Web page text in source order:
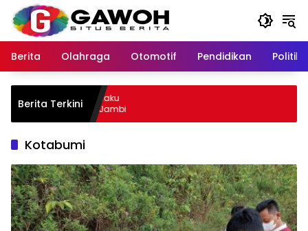
Langsung
konten
Berita
Olahraga Otomotif Pendidikan Politik
Berita Terkini
Kota Tangkap Pelaku
Sempat Kabur ke Jambi
Kotabumi